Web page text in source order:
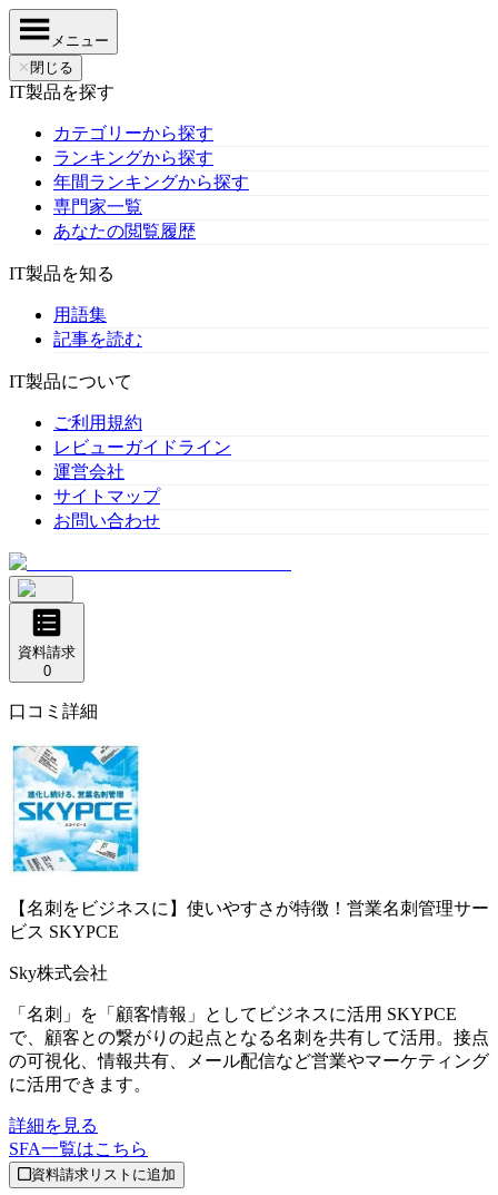
メニュー
✕ 閉じる
IT製品を探す
カテゴリーから探す
ランキングから探す
年間ランキングから探す
専門家一覧
あなたの閲覧履歴
IT製品を知る
用語集
記事を読む
IT製品について
ご利用規約
レビューガイドライン
運営会社
サイトマップ
お問い合わせ
資料請求
0
口コミ詳細
【名刺をビジネスに】使いやすさが特徴！営業名刺管理サー
ビス SKYPCE
Sky株式会社
「名刺」を「顧客情報」としてビジネスに活用 SKYPCE
で、顧客との繋がりの起点となる名刺を共有して活用。接点
の可視化、情報共有、メール配信など営業やマーケティング
に活用できます。
詳細を見る
SFA一覧はこちら
資料請求リストに追加